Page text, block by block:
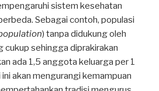
sistem kesehatan
Sebagai contoh, populasi
) tanpa didukung oleh
cukup sehingga diprakirakan
ada 1,5 anggota keluarga per 1
akan mengurangi kemampuan